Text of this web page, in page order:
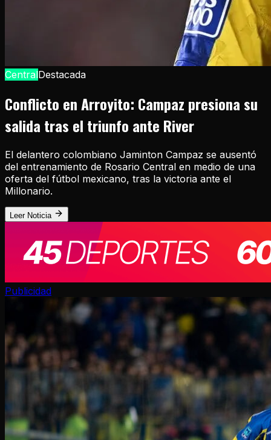
CentralDestacada
Conflicto en Arroyito: Campaz presiona su
salida tras el triunfo ante River
El delantero colombiano Jaminton Campaz se ausentó
del entrenamiento de Rosario Central en medio de una
oferta del fútbol mexicano, tras la victoria ante el
Millonario.
Leer Noticia
Publicidad